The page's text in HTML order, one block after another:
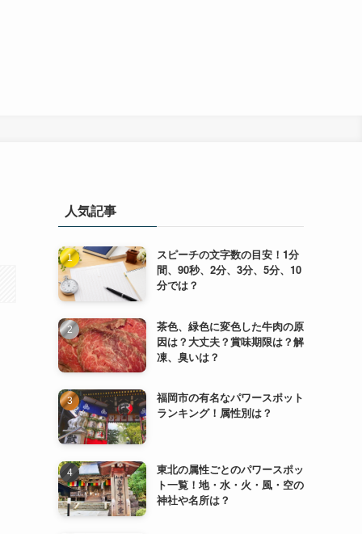
人気記事
スピーチの文字数の目安！1分
間、90秒、2分、3分、5分、10
分では？
茶色、緑色に変色した牛肉の原
因は？大丈夫？賞味期限は？解
凍、臭いは？
福岡市の有名なパワースポット
ランキング！属性別は？
東北の属性ごとのパワースポッ
ト一覧！地・水・火・風・空の
神社や名所は？